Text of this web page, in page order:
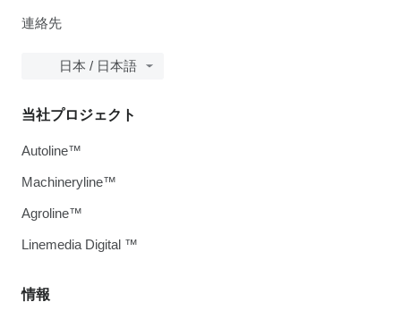
連絡先
日本 / 日本語
情報
当社プロジェクト
Autoline™
Machineryline™
Agroline™
Linemedia Digital ™